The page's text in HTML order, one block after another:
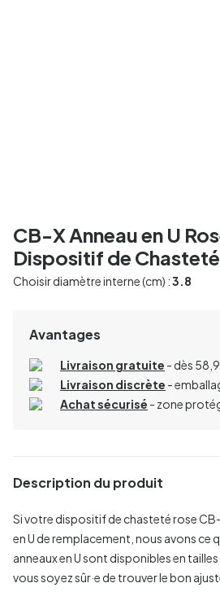
CB-X Anneau en U
Dispositif de
Choisir diamètre interne (cm) :3.8
Avantages
Livraison gratuite - dès
Livraison discrète -
Achat sécurisé - zone
Description du produit
Si votre dispositif de chasteté rose
en U de remplacement, nous avons ce
anneaux en U sont disponibles en
vous soyez sûr·e de trouver le bon